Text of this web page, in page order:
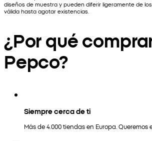
diseños de muestra y pueden diferir ligeramente de
válida hasta agotar existencias.
¿Por qué
Pepco?
Siempre cerca de ti
Más de 4.000 tiendas en Europa. Queremos